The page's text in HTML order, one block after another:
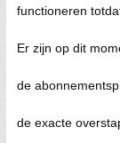
functioneren
Er zijn op dit
de
de exacte